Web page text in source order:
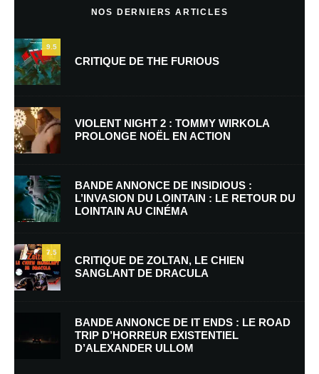
Nom*
E-mail* Site web
Enregistrer mon nom, mon e-mail et mon site dans le navigateur pour
mon prochain commentaire.
NOS DERNIERS ARTICLES
9.5
CRITIQUE DE THE FURIOUS
VIOLENT NIGHT 2 : TOMMY WIRKOLA
PROLONGE NOËL EN ACTION
BANDE ANNONCE DE INSIDIOUS :
L’INVASION DU LOINTAIN : LE RETOUR DU
LOINTAIN AU CINÉMA
7.5
CRITIQUE DE ZOLTAN, LE CHIEN
SANGLANT DE DRACULA
BANDE ANNONCE DE IT ENDS : LE ROAD
TRIP D’HORREUR EXISTENTIEL
D’ALEXANDER ULLOM